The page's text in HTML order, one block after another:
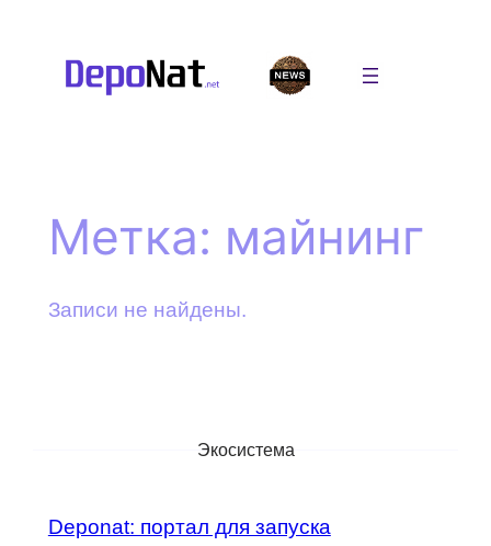
содержимому
Метка: майнинг
Записи не найдены.
Экосистема
Deponat: портал для запуска